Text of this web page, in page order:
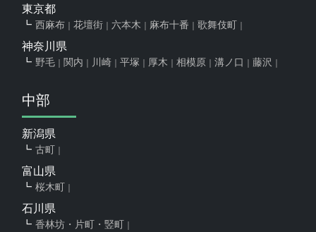
東京都
西麻布 花壇街 六本木 麻布十番 歌舞伎町
神奈川県
野毛 関内 川崎 平塚 厚木 相模原 溝ノ口 藤沢
中部
新潟県
古町
富山県
桜木町
石川県
香林坊・片町・竪町